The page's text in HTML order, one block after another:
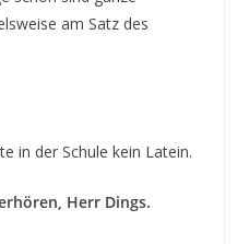
am Satz des
in der Schule kein Latein.
Herr Dings.